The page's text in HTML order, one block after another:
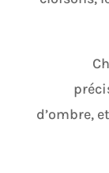
d’ombre,